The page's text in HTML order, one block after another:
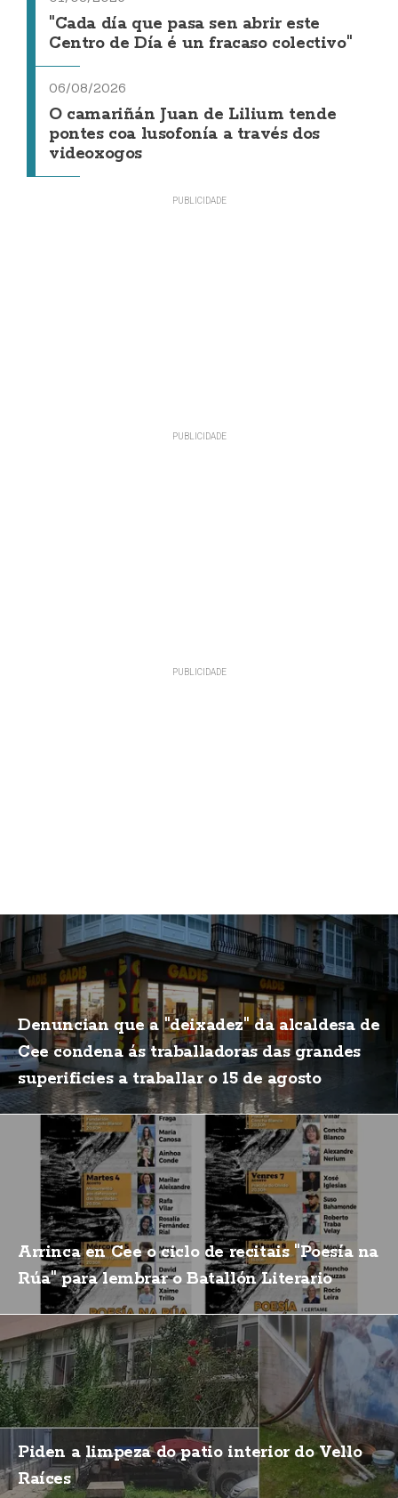
"Cada día que pasa sen abrir este
Centro de Día é un fracaso colectivo"
06/08/2026
O camariñán Juan de Lilium tende
pontes coa lusofonía a través dos
videoxogos
Denuncian que a "deixadez" da alcaldesa de
Cee condena ás traballadoras das grandes
superificies a traballar o 15 de agosto
Arrinca en Cee o ciclo de recitais "Poesía na
Rúa" para lembrar o Batallón Literario
Piden a limpeza do patio interior do Vello
Raíces